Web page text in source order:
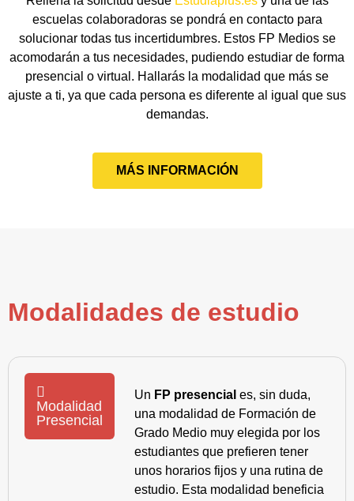
escuelas colaboradoras se pondrá en contacto para
solucionar todas tus incertidumbres. Estos FP Medios se
acomodarán a tus necesidades, pudiendo estudiar de forma
presencial o virtual. Hallarás la modalidad que más se
ajuste a ti, ya que cada persona es diferente al igual que sus
demandas.
MÁS INFORMACIÓN
Modalidades de estudio
Modalidad
Presencial
Un FP presencial es, sin duda,
una modalidad de Formación de
Grado Medio muy elegida por los
estudiantes que prefieren tener
unos horarios fijos y una rutina de
estudio. Esta modalidad beneficia